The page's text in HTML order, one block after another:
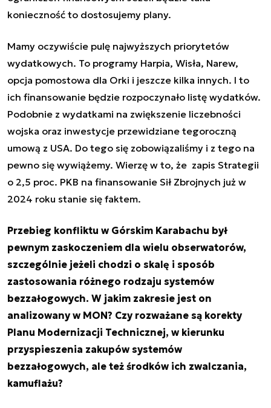
konieczność to dostosujemy plany.
Mamy oczywiście pulę najwyższych priorytetów
wydatkowych. To programy Harpia, Wisła, Narew,
opcja pomostowa dla Orki i jeszcze kilka innych. I to
ich finansowanie będzie rozpoczynało listę wydatków.
Podobnie z wydatkami na zwiększenie liczebności
wojska oraz inwestycje przewidziane tegoroczną
umową z USA. Do tego się zobowiązaliśmy i z tego na
pewno się wywiążemy. Wierzę w to, że zapis Strategii
o 2,5 proc. PKB na finansowanie Sił Zbrojnych już w
2024 roku stanie się faktem.
Przebieg konfliktu w Górskim Karabachu był
pewnym zaskoczeniem dla wielu obserwatorów,
szczególnie jeżeli chodzi o skalę i sposób
zastosowania różnego rodzaju systemów
bezzałogowych. W jakim zakresie jest on
analizowany w MON? Czy rozważane są korekty
Planu Modernizacji Technicznej, w kierunku
przyspieszenia zakupów systemów
bezzałogowych, ale też środków ich zwalczania,
kamuflażu?